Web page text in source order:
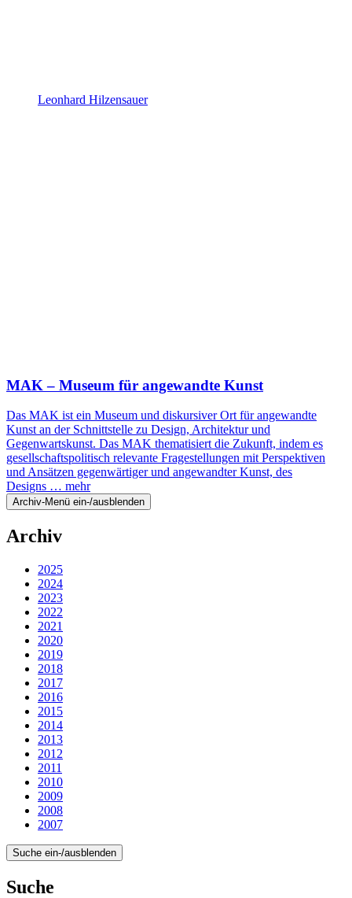
Leonhard Hilzensauer
MAK – Museum für angewandte Kunst
Das MAK ist ein Museum und diskursiver Ort für angewandte
Kunst an der Schnittstelle zu Design, Architektur und
Gegenwartskunst. Das MAK thematisiert die Zukunft, indem es
gesellschaftspolitisch relevante Fragestellungen mit Perspektiven
und Ansätzen gegenwärtiger und angewandter Kunst, des
Designs … mehr
Archiv-Menü ein-/ausblenden
Archiv
2025
2024
2023
2022
2021
2020
2019
2018
2017
2016
2015
2014
2013
2012
2011
2010
2009
2008
2007
Suche ein-/ausblenden
Suche